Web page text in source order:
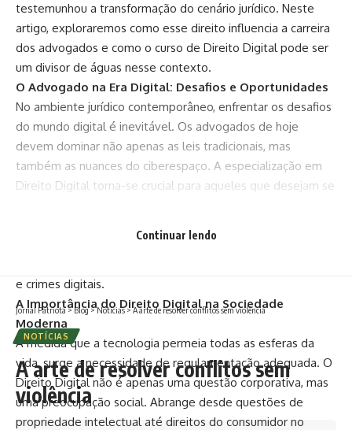
testemunhou a transformação do cenário jurídico. Neste
artigo, exploraremos como esse direito influencia a carreira
dos advogados e como o curso de Direito Digital pode ser
um divisor de águas nesse contexto.
O Advogado na Era Digital: Desafios e Oportunidades
No ambiente jurídico contemporâneo, enfrentar os desafios
do mundo digital é inevitável. Os advogados de hoje
devem dominar não apenas as leis tradicionais, mas
também as nuances do ciberespaço. A especialização em
Direito Digital torna-se crucial para aqueles que desejam se
e crimes digitais.
A Importância do Direito Digital na Sociedade
Moderna
À medida que a tecnologia permeia todas as esferas da
vida, surge a necessidade de regulamentação adequada. O
Direito Digital não é apenas uma questão corporativa, mas
uma preocupação social. Abrange desde questões de
propriedade intelectual até direitos do consumidor no
Continuar lendo
Jornal Patriota>Blog>Notícias>A arte de resolver conflitos sem violência
NOTÍCIAS
A arte de resolver conflitos sem
violência